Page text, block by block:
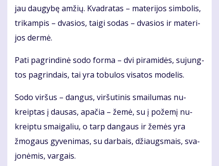
jau dau­gy­bę am­žių. Kvad­ra­tas – ma­te­ri­jos sim­bo­lis,
tri­kam­pis – dva­sios, tai­gi so­das – dva­sios ir ma­te­ri­
jos der­mė.
Pa­ti pa­grin­di­nė so­do for­ma – dvi pi­ra­mi­dės, su­jung­
tos pa­grin­dais, tai yra to­bu­los vi­sa­tos mo­de­lis.
So­do vir­šus – dan­gus, vir­šu­ti­nis smai­lu­mas nu­
kreip­tas į dau­sas, apa­čia – že­mė, su į po­že­mį nu­
kreip­tu smai­ga­liu, o tarp dan­gaus ir že­mės yra
žmo­gaus gy­ve­ni­mas, su dar­bais, džiaugs­mais, sva­
jo­nė­mis, var­gais.